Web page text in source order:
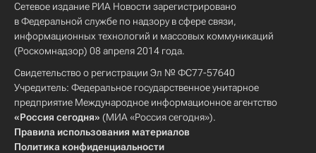
Сетевое издание РИА Новости зарегистрировано
в Федеральной службе по надзору в сфере связи,
информационных технологий и массовых коммуникаций
(Роскомнадзор) 08 апреля 2014 года.
Свидетельство о регистрации Эл № ФС77-57640
Учредитель: Федеральное государственное унитарное
предприятие Международное информационное агентство
«Россия сегодня» (МИА «Россия сегодня»).
Правила использования материалов
Политика конфиденциальности